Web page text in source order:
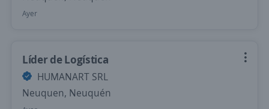
Ayer
Líder de Logística
HUMANART SRL
Neuquen, Neuquén